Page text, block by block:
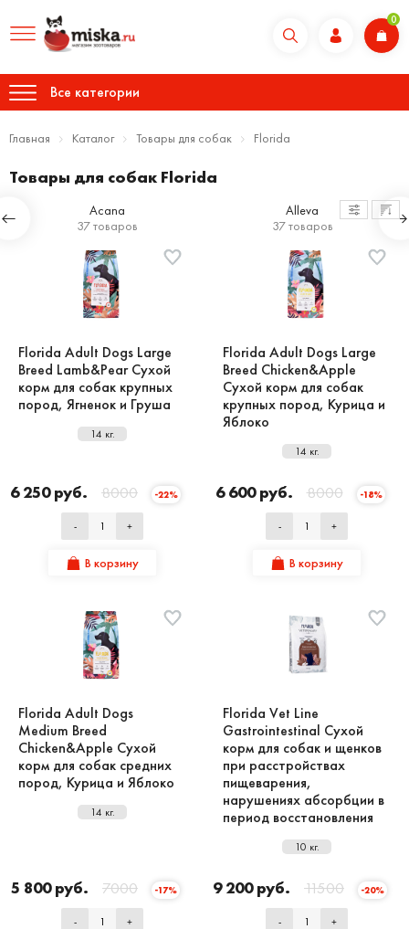
0
Все категории
Главная Каталог Товары для собак Florida
Товары для собак Florida
Acana
37 товаров
Alleva
37 товаров
Florida Adult Dogs Large
Breed Lamb&Pear Сухой
корм для собак крупных
пород, Ягненок и Груша
14 кг.
6 250 руб. 8000 -22%
- +
В корзину
Florida Adult Dogs Large
Breed Chicken&Apple
Сухой корм для собак
крупных пород, Курица и
Яблоко
14 кг.
6 600 руб. 8000 -18%
- +
В корзину
Florida Adult Dogs
Medium Breed
Chicken&Apple Сухой
корм для собак средних
пород, Курица и Яблоко
14 кг.
5 800 руб. 7000 -17%
- +
Florida Vet Line
Gastrointestinal Сухой
корм для собак и щенков
при расстройствах
пищеварения,
нарушениях абсорбции в
период восстановления
10 кг.
9 200 руб. 11500 -20%
- +